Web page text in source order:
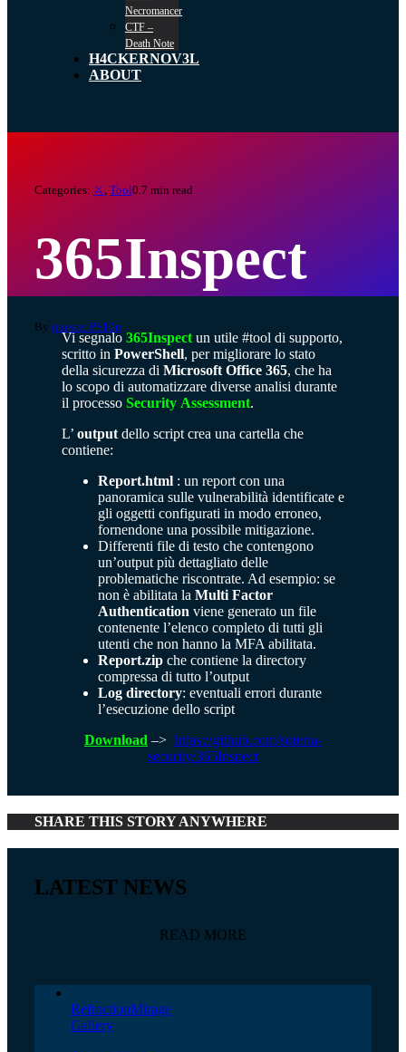
Necromancer
CTF –
Death Note
H4CKERNOV3L
ABOUT
Categories: ⚔️ Tool0.7 min read
365Inspect
By quester PS10n
Vi segnalo 365Inspectun utile #tool di supporto,
scritto in PowerShell, per migliorare lo stato
della sicurezza di Microsoft Office 365, che ha
lo scopo di automatizzare diverse analisi durante
il processo Security Assessment.
L’ outputdello script crea una cartella che
contiene:
Report.html: un report con una
panoramica sulle vulnerabilità identificate e
gli oggetti configurati in modo erroneo,
fornendone una possibile mitigazione.
Differenti file di testo che contengono
un’output più dettagliato delle
problematiche riscontrate. Ad esempio: se
non è abilitata la Multi Factor
Authentication viene generato un file
contenente l’elenco completo di tutti gli
utenti che non hanno la MFA abilitata.
Report.zipche contiene la directory
compressa di tutto l’output
Log directory: eventuali errori durante
l’esecuzione dello script
Download –> https://github.com/soteria-
security/365Inspect
SHARE THIS STORY ANYWHERE
LATEST NEWS
READ MORE
RefractionMirage
Gallery